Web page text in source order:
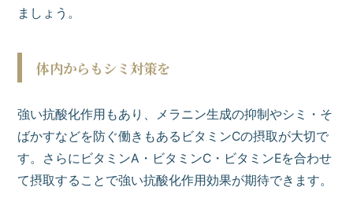
ましょう。
体内からもシミ対策を
強い抗酸化作用もあり、メラニン生成の抑制やシミ・そ
ばかすなどを防ぐ働きもあるビタミンCの摂取が大切で
す。さらにビタミンA・ビタミンC・ビタミンEを合わせ
て摂取することで強い抗酸化作用効果が期待できます。